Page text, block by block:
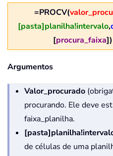
=PROCV(
[pasta]planilha!intervalo,
[procura_faixa])
Argumentos
Valor_procurado
procurando. Ele deve
faixa_planilha.
de células de uma